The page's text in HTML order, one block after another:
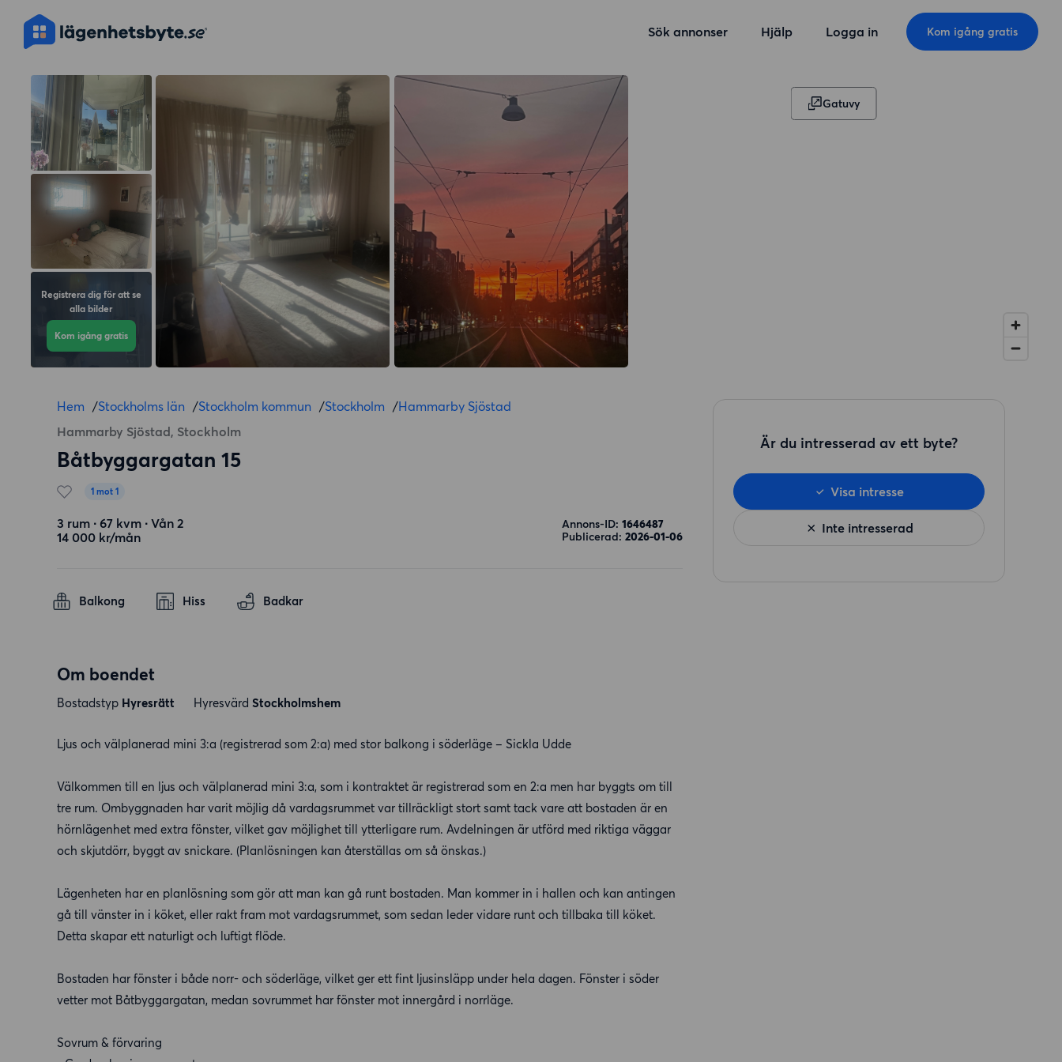
Sök annonser Hjälp Logga in Kom igång gratis
Registrera dig för att se
alla bilder
Kom igång gratis
Gatuvy
Hem /Stockholms län /Stockholm kommun /Stockholm /Hammarby Sjöstad
Hammarby Sjöstad, Stockholm
Båtbyggargatan 15
1 mot 1
3 rum ∙ 67 kvm ∙ Vån 2
14 000 kr/mån
Annons-ID: 1646487
Publicerad: 2026-01-06
Balkong Hiss Badkar
Om boendet
Bostadstyp Hyresrätt Hyresvärd Stockholmshem
Ljus och välplanerad mini 3:a (registrerad som 2:a) med stor balkong i söderläge – Sickla Udde
Välkommen till en ljus och välplanerad mini 3:a, som i kontraktet är registrerad som en 2:a men har byggts om till
tre rum. Ombyggnaden har varit möjlig då vardagsrummet var tillräckligt stort samt tack vare att bostaden är en
hörnlägenhet med extra fönster, vilket gav möjlighet till ytterligare rum. Avdelningen är utförd med riktiga väggar
och skjutdörr, byggt av snickare. (Planlösningen kan återställas om så önskas.)
Lägenheten har en planlösning som gör att man kan gå runt bostaden. Man kommer in i hallen och kan antingen
gå till vänster in i köket, eller rakt fram mot vardagsrummet, som sedan leder vidare runt och tillbaka till köket.
Detta skapar ett naturligt och luftigt flöde.
Bostaden har fönster i både norr- och söderläge, vilket ger ett fint ljusinsläpp under hela dagen. Fönster i söder
vetter mot Båtbyggargatan, medan sovrummet har fönster mot innergård i norrläge.
Sovrum & förvaring
Är du intresserad av ett byte?
Inte intresserad
Visa intresse